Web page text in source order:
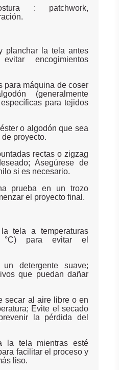
: patchwork,
planchar la tela antes
encogimientos
para máquina de coser
(generalmente
para tejidos
o algodón que sea
proyecto.
rectas o zigzag
Asegúrese de
si es necesario.
prueba en un trozo
el proyecto final.
tela a temperaturas
°C) para evitar el
detergente suave;
que puedan dañar
secar al aire libre o en
Evite el secado
la pérdida del
la tela mientras esté
facilitar el proceso y
liso.